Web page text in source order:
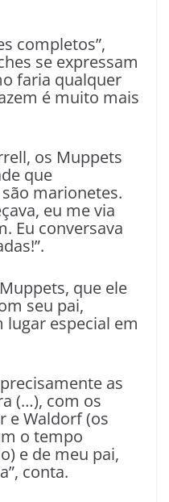
completos”,
se expressam
faria qualquer
é muito mais
os Muppets
que
marionetes.
eu me via
Eu conversava
que ele
seu pai,
especial em
as
(…), com os
e Waldorf (os
o tempo
e de meu pai,
conta.